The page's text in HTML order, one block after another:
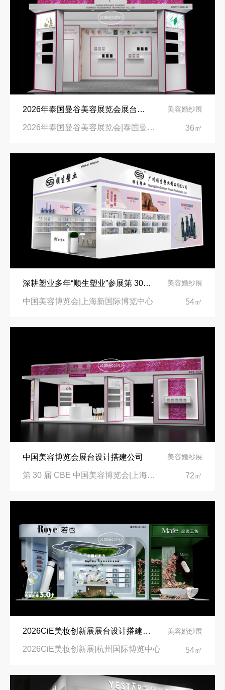
2026年泰国曼谷美容展览会展台设计搭建公司 美容婚纱展
2026年泰国曼谷美容展览会|泰国曼谷诗丽吉王后国家会议中心 36㎡
深耕塑业多年“顺生塑业”参展第 30 届 CBE 中国美容博览会 美容婚纱展
中国美容博览会|上海新国际博览中心 54㎡
中国美容博览会展台设计搭建公司 美容婚纱展
第 30 届 CBE 中国美容博览会|上海新国际博览中心 72㎡
2026CiE美妆创新展展台设计搭建公司 美容婚纱展
2026CiE美妆创新展|杭州国际博览中心 54㎡